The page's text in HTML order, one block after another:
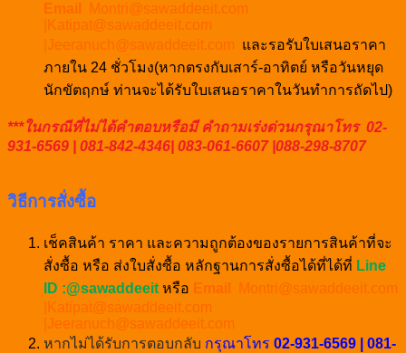
Email
Montri@sawaddeeit.com
|Katipat@sawaddeeit.com
|Jeeranuch@sawaddeeit.com และรอรับใบเสนอราคา
ภายใน 24 ชั่วโมง(หากตรงกับเสาร์-อาทิตย์ หรือวันหยุด
นักขัตฤกษ์ ท่านจะได้รับใบเสนอราคาในวันทำการถัดไป)
***ในกรณีที่ไม่ได้คำตอบหรือมี คำถามเร่งด่วนกรุณาโทร 02-
931-6569 | 081-842-4346| 083-061-6607 |088-298-8707
วิธีการสั่งซื้อ
เช็คสินค้า ราคา และความถูกต้องของรายการสินค้าที่จะ
สั่งซื้อ หรือ ส่งใบสั่งซื้อ หลักฐานการสั่งซื้อได้ที่ได้ที่ Line
ID :@sawaddeeit หรือ Email
Montri@sawaddeeit.com
|Katipat@sawaddeeit.com
|Jeeranuch@sawaddeeit.com
หากไม่ได้รับการตอบกลับ กรุณาโทร 02-931-6569 | 081-